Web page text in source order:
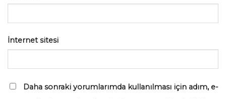
İnternet sitesi
Daha sonraki yorumlarımda kullanılması için adım, e-